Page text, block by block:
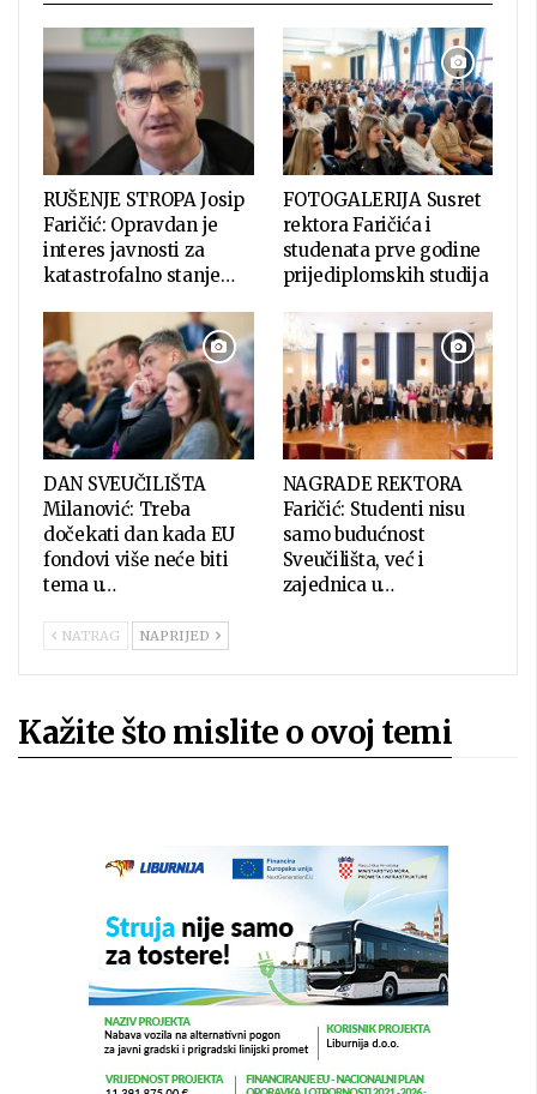
RUŠENJE STROPA Josip
Faričić: Opravdan je
interes javnosti za
katastrofalno stanje…
FOTOGALERIJA Susret
rektora Faričića i
studenata prve godine
prijediplomskih studija
DAN SVEUČILIŠTA
Milanović: Treba
dočekati dan kada EU
fondovi više neće biti
tema u…
NAGRADE REKTORA
Faričić: Studenti nisu
samo budućnost
Sveučilišta, već i
zajednica u…
NATRAG NAPRIJED
Kažite što mislite o ovoj temi